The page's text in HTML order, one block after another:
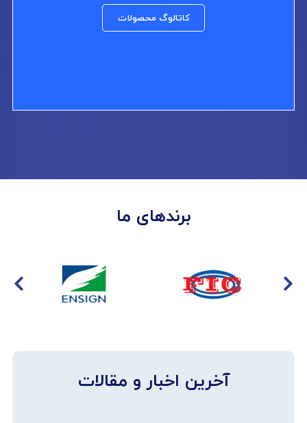
کاتالوگ محصولات
برندهای ما
آخرین اخبار و مقالات